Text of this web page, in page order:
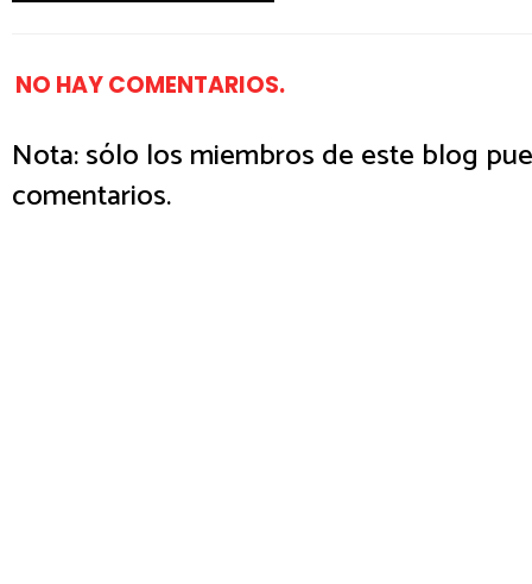
NO HAY COMENTARIOS.
Nota: sólo los miembros de este blog
comentarios.